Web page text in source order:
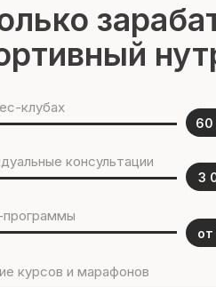
клубах
60
курсов и марафонов
программы
консультации
3